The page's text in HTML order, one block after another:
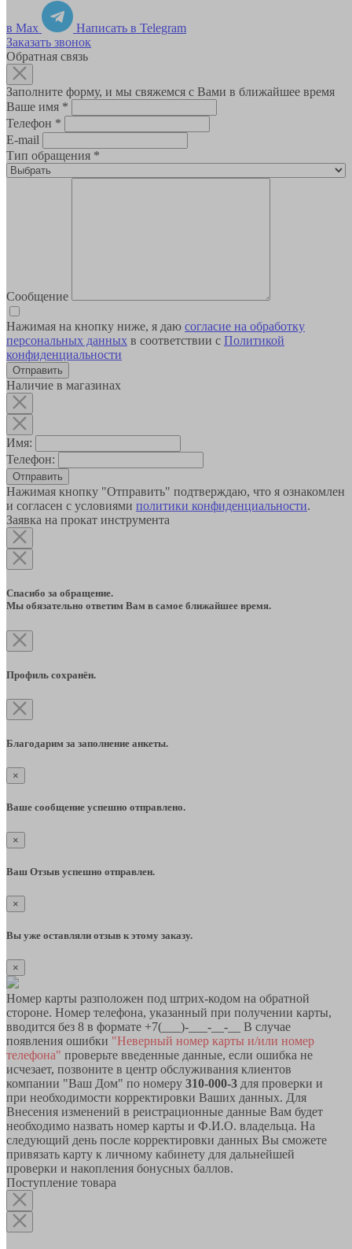
в Max
Написать в Telegram
Заказать звонок
Обратная связь
Заполните форму, и мы свяжемся с Вами в ближайшее время
Ваше имя *
Телефон *
E-mail
Тип обращения *
Сообщение
Нажимая на кнопку ниже, я даю согласие на обработку
персональных данных в соответствии с Политикой
конфиденциальности
Наличие в магазинах
Имя:
Телефон:
Отправить
Нажимая кнопку "Отправить" подтверждаю, что я ознакомлен
и согласен с условиями политики конфиденциальности.
Заявка на прокат инструмента
Спасибо за обращение.
Мы обязательно ответим Вам в самое ближайшее время.
Профиль сохранён.
Благодарим за заполнение анкеты.
×
Ваше сообщение успешно отправлено.
×
Ваш Отзыв успешно отправлен.
×
Вы уже оставляли отзыв к этому заказу.
×
Номер карты разположен под штрих-кодом на обратной
стороне. Номер телефона, указанный при получении карты,
вводится без 8 в формате +7(___)-___-__-__ В случае
появления ошибки "Неверный номер карты и/или номер
телефона" проверьте введенные данные, если ошибка не
исчезает, позвоните в центр обслуживания клиентов
компании "Ваш Дом" по номеру 310-000-3 для проверки и
при необходимости корректировки Ваших данных. Для
Внесения изменений в реистрационные данные Вам будет
необходимо назвать номер карты и Ф.И.О. владельца. На
следующий день после корректировки данных Вы сможете
привязать карту к личному кабинету для дальнейшей
проверки и накопления бонусных баллов.
Поступление товара